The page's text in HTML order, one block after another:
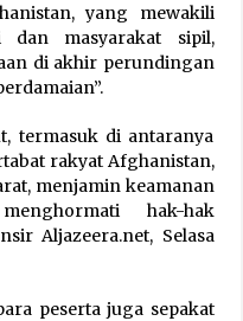
Militer’’ AS ke
Arab Saudi
Services kepada Jemaah
Tahap III Ditutup,
101,81%
yang mewakili
dan masyarakat sipil,
di akhir perundingan
termasuk di antaranya
rakyat Afghanistan,
menjamin keamanan
hak-hak
Aljazeera.net, Selasa
peserta juga sepakat